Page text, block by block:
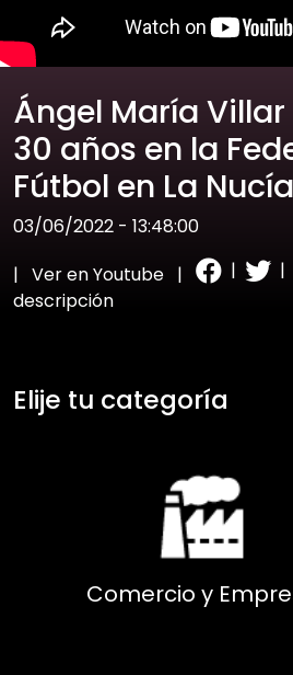
Ángel María
30 años en la
Fútbol en La Nucía
03/06/2022 - 13:48:00
| Ver en Youtube | | |
descripción
Elije tu categoría
Comercio y